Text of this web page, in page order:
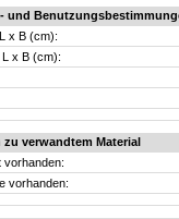
und
x B (cm):
x B (cm):
zu verwandtem Material
vorhanden:
vorhanden: